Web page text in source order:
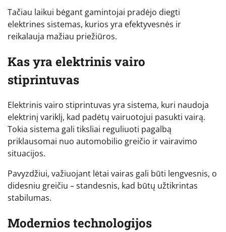
Tačiau laikui bėgant gamintojai pradėjo diegti
elektrines sistemas, kurios yra efektyvesnės ir
reikalauja mažiau priežiūros.
Kas yra elektrinis vairo
stiprintuvas
Elektrinis vairo stiprintuvas yra sistema, kuri naudoja
elektrinį variklį, kad padėtų vairuotojui pasukti vairą.
Tokia sistema gali tiksliai reguliuoti pagalbą
priklausomai nuo automobilio greičio ir vairavimo
situacijos.
Pavyzdžiui, važiuojant lėtai vairas gali būti lengvesnis, o
didesniu greičiu – standesnis, kad būtų užtikrintas
stabilumas.
Modernios technologijos